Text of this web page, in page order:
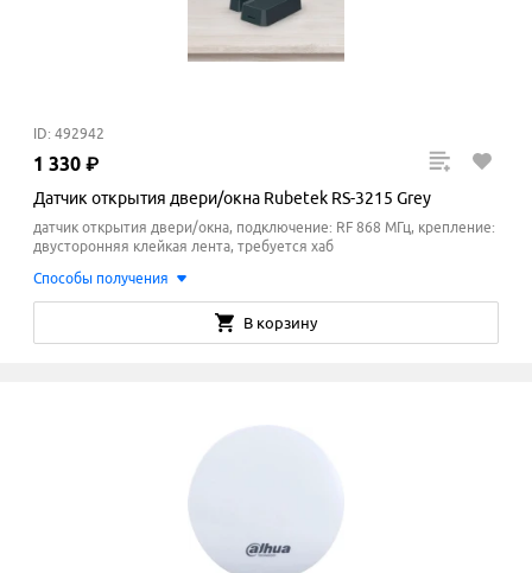
ID: 492942
1 330 ₽
Датчик открытия двери/окна Rubetek RS-3215 Grey
датчик открытия двери/окна, подключение: RF 868 МГц, крепление:
двусторонняя клейкая лента, требуется хаб
Способы получения
В корзину